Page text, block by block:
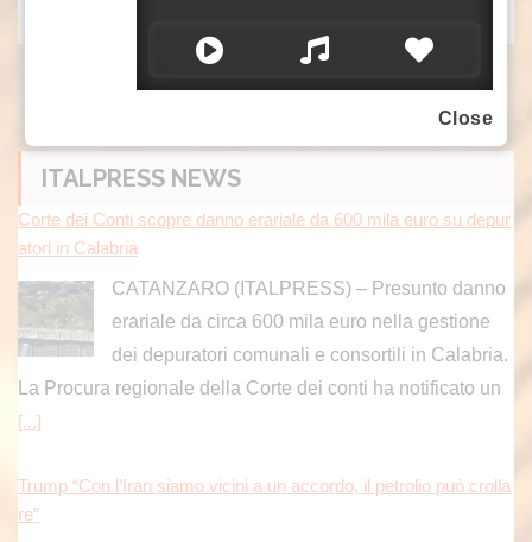
ITALPRESS NEWS
Corte dei Conti scopre danno erariale da 600 mila euro su depur
atori in Calabria
CATANZARO (ITALPRESS) – Presunto danno
erariale da circa 600 mila euro nella gestione
dei depuratori comunali e consortili in Calabria.
La Procura regionale della Corte dei conti ha notificato un
[...]
Trump “Con l’Iran siamo vicini a un accordo, il petrolio può crolla
re”
Close